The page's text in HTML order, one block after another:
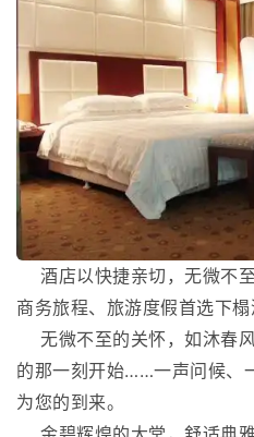
酒店以快捷亲切，无微不
商务旅程、旅游度假首选下榻
无微不至的关怀，如沐春
的那一刻开始……一声问候、
为您的到来。